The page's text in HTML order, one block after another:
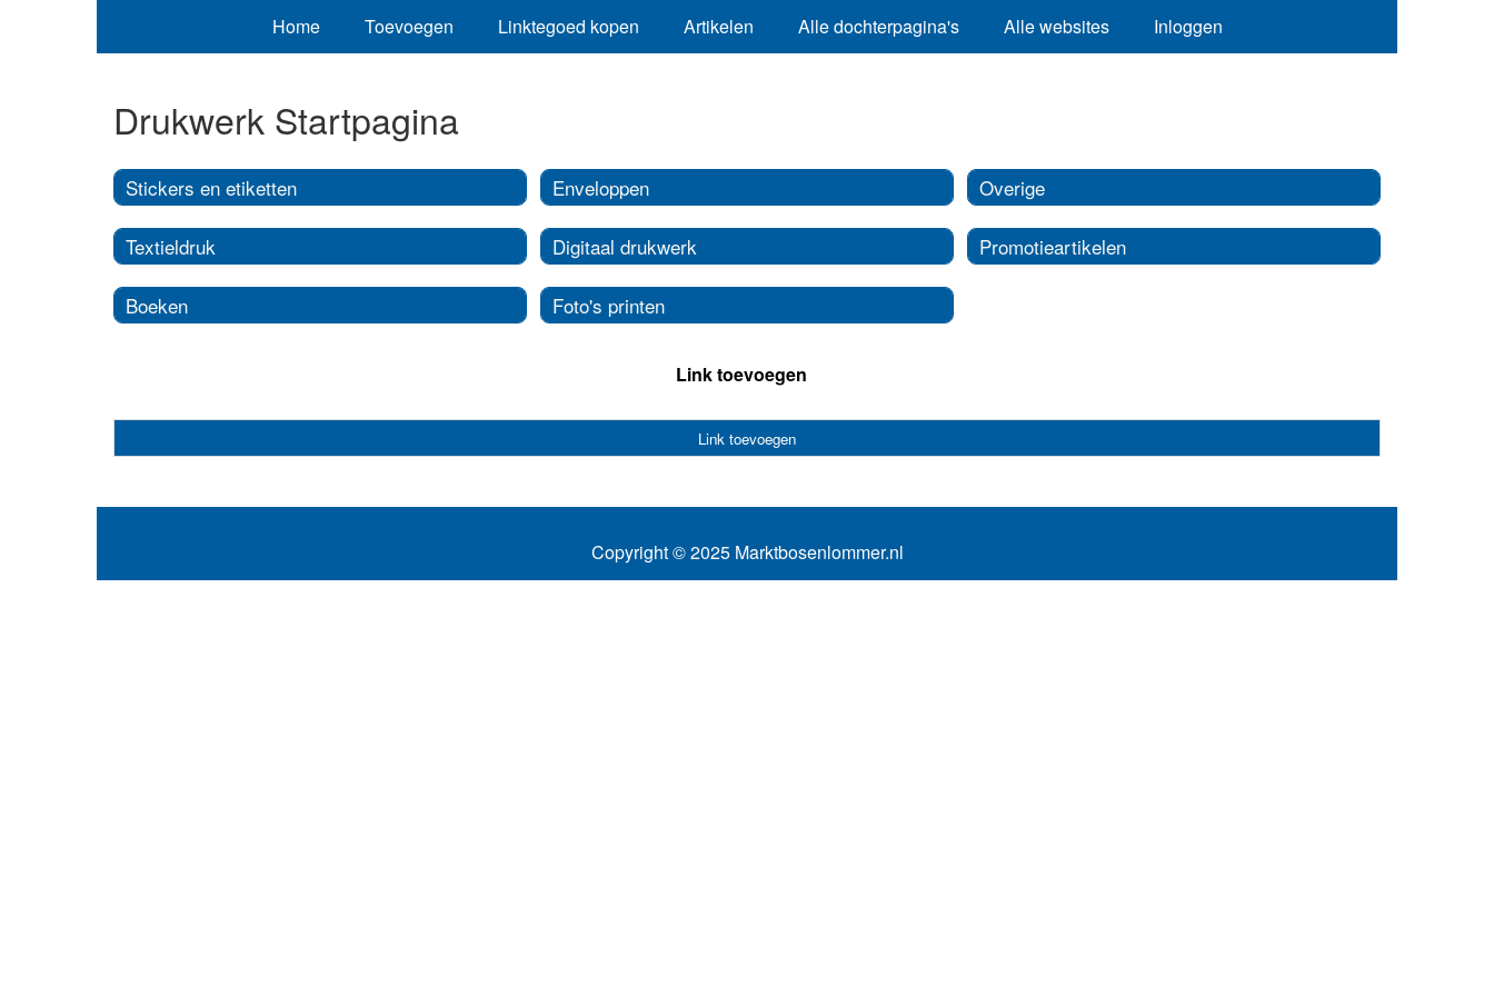
Home Toevoegen Linktegoed kopen Artikelen Alle dochterpagina's Alle websites Inloggen
Drukwerk Startpagina
Stickers en etiketten
Textieldruk
Boeken
Enveloppen
Digitaal drukwerk
Foto's printen
Overige
Promotieartikelen
Link toevoegen
Link toevoegen
Copyright © 2025 Marktbosenlommer.nl